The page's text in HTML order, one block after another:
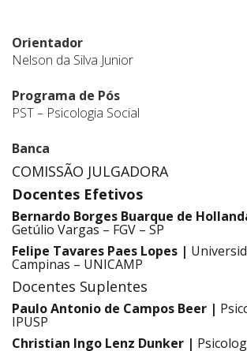
Orientador
Nelson da Silva Junior
Programa de Pós
PST – Psicologia Social
Banca
COMISSÃO JULGADORA
Docentes Efetivos
Bernardo Borges Buarque de
Getúlio Vargas – FGV – SP
Felipe Tavares Paes Lopes |
Campinas – UNICAMP
Docentes Suplentes
Paulo Antonio de Campos Beer |
IPUSP
Christian Ingo Lenz Dunker |